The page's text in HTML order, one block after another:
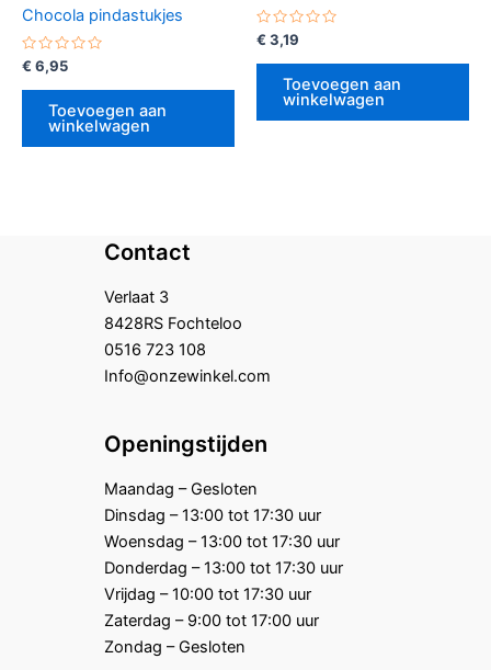
Chocola pindastukjes
Gewaardeerd
0
uit
€ 6,95
Toevoegen aan
winkelwagen
Gewaardeerd
0
uit
€ 3,19
Toevoegen aan
winkelwagen
Contact
Verlaat 3
8428RS Fochteloo
0516 723 108
Info@onzewinkel.com
Openingstijden
Maandag – Gesloten
Dinsdag – 13:00 tot 17:30 uur
Woensdag – 13:00 tot 17:30 uur
Donderdag – 13:00 tot 17:30 uur
Vrijdag – 10:00 tot 17:30 uur
Zaterdag – 9:00 tot 17:00 uur
Zondag – Gesloten